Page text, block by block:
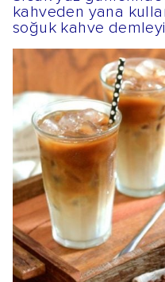
kahveden yana
soğuk kahve